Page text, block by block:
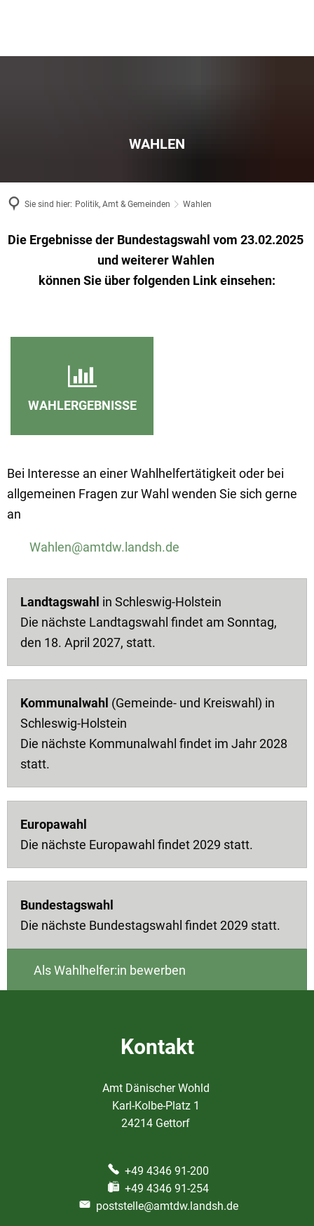
WAHLEN
Sie sind hier: Politik, Amt & Gemeinden Wahlen
Wahlen
Die Ergebnisse der Bundestagswahl vom 23.02.2025
und weiterer Wahlen
können Sie über folgenden Link einsehen:
WAHLERGEBNISSE
Bei Interesse an einer Wahlhelfertätigkeit oder bei
allgemeinen Fragen zur Wahl wenden Sie sich gerne
an
Wahlen@amtdw.landsh.de
Landtagswahl in Schleswig-Holstein
Die nächste Landtagswahl findet am Sonntag,
den 18. April 2027, statt.
Kommunalwahl (Gemeinde- und Kreiswahl) in
Schleswig-Holstein
Die nächste Kommunalwahl findet im Jahr 2028
statt.
Europawahl
Die nächste Europawahl findet 2029 statt.
Bundestagswahl
Die nächste Bundestagswahl findet 2029 statt.
Als Wahlhelfer:in bewerben
Kontakt
Amt Dänischer Wohld
Karl-Kolbe-Platz 1
24214 Gettorf
+49 4346 91-200
+49 4346 91-254
poststelle@amtdw.landsh.de